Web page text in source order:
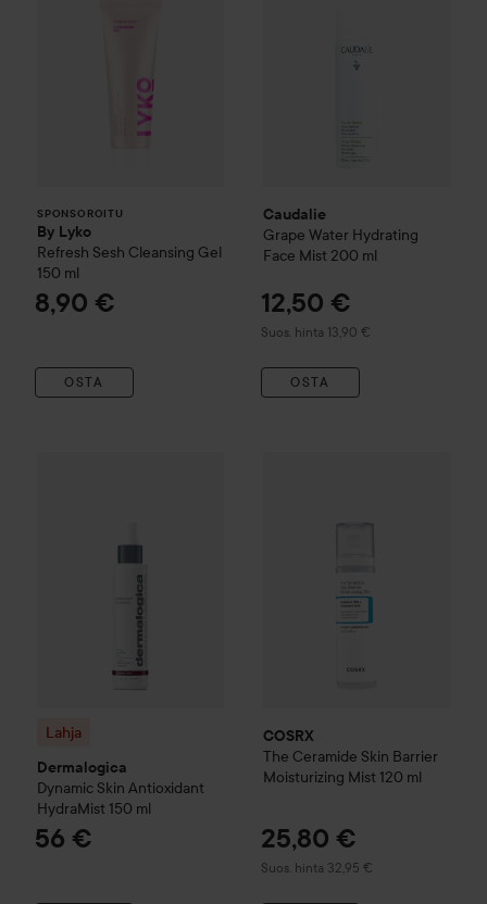
SPONSOROITU
By Lyko
Refresh Sesh Cleansing Gel
150 ml
8,90 €
OSTA
Caudalie
Grape Water Hydrating
Face Mist 200 ml
12,50 €
Suos. hinta 13,90 €
Suositeltu hinta 13,90 €
OSTA
Lahja
Dermalogica
Dynamic Skin Antioxidant
HydraMist 150 ml
56 €
COSRX
The Ceramide Skin Barrier
Moisturizing Mist 120 ml
25,80 €
Suos. hinta 32,95 €
Suositeltu hinta 32,95 €